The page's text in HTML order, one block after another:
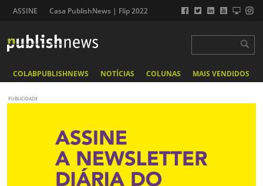
ASSINE Casa PublishNews | Flip 2022
COLABPUBLISHNEWS NOTÍCIAS COLUNAS MAIS VENDIDOS
PUBLICIDADE